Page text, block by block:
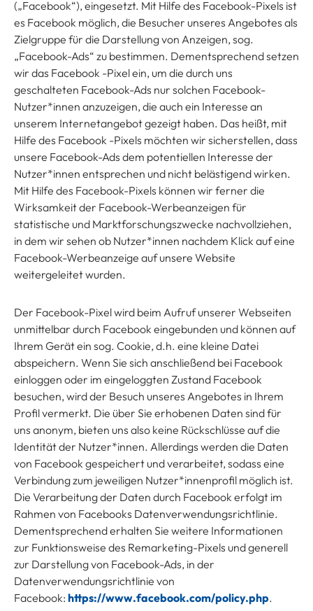
(„Facebook“), eingesetzt. Mit Hilfe des Facebook-Pixels ist
es Facebook möglich, die Besucher unseres Angebotes als
Zielgruppe für die Darstellung von Anzeigen, sog.
„Facebook-Ads“ zu bestimmen. Dementsprechend setzen
wir das Facebook -Pixel ein, um die durch uns
geschalteten Facebook-Ads nur solchen Facebook-
Nutzer*innen anzuzeigen, die auch ein Interesse an
unserem Internetangebot gezeigt haben. Das heißt, mit
Hilfe des Facebook -Pixels möchten wir sicherstellen, dass
unsere Facebook-Ads dem potentiellen Interesse der
Nutzer*innen entsprechen und nicht belästigend wirken.
Mit Hilfe des Facebook-Pixels können wir ferner die
Wirksamkeit der Facebook-Werbeanzeigen für
statistische und Marktforschungszwecke nachvollziehen,
in dem wir sehen ob Nutzer*innen nachdem Klick auf eine
Facebook-Werbeanzeige auf unsere Website
weitergeleitet wurden.
Der Facebook-Pixel wird beim Aufruf unserer Webseiten
unmittelbar durch Facebook eingebunden und können auf
Ihrem Gerät ein sog. Cookie, d.h. eine kleine Datei
abspeichern. Wenn Sie sich anschließend bei Facebook
einloggen oder im eingeloggten Zustand Facebook
besuchen, wird der Besuch unseres Angebotes in Ihrem
Profil vermerkt. Die über Sie erhobenen Daten sind für
uns anonym, bieten uns also keine Rückschlüsse auf die
Identität der Nutzer*innen. Allerdings werden die Daten
von Facebook gespeichert und verarbeitet, sodass eine
Verbindung zum jeweiligen Nutzer*innenprofil möglich ist.
Die Verarbeitung der Daten durch Facebook erfolgt im
Rahmen von Facebooks Datenverwendungsrichtlinie.
Dementsprechend erhalten Sie weitere Informationen
zur Funktionsweise des Remarketing-Pixels und generell
zur Darstellung von Facebook-Ads, in der
Datenverwendungsrichtlinie von
Facebook: https://www.facebook.com/policy.php.